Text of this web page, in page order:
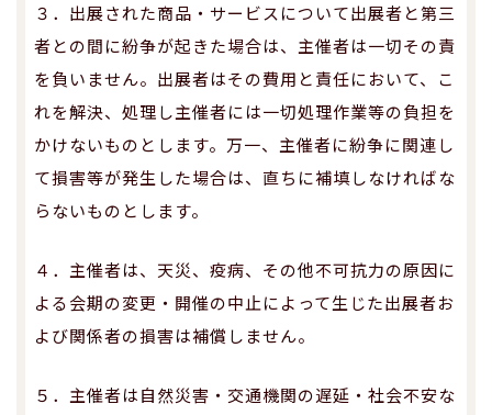
３．出展された商品・サービスについて出展者と第三
者との間に紛争が起きた場合は、主催者は一切その責
を負いません。出展者はその費用と責任において、こ
れを解決、処理し主催者には一切処理作業等の負担を
かけないものとします。万一、主催者に紛争に関連し
て損害等が発生した場合は、直ちに補填しなければな
らないものとします。
４．主催者は、天災、疫病、その他不可抗力の原因に
よる会期の変更・開催の中止によって生じた出展者お
よび関係者の損害は補償しません。
５．主催者は自然災害・交通機関の遅延・社会不安な